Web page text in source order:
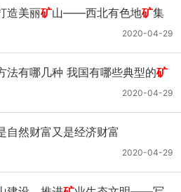
造美丽矿山——西北有色地矿集
2020-04-29
法有哪几种 我国有哪些典型的矿
2020-04-29
自然财富又是经济财富
2020-04-29